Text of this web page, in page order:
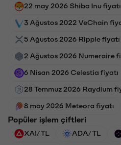
22 may 2026 Shiba Inu fiyatı
3 Ağustos 2022 VeChain
5 Ağustos 2026 Ripple fiyatı
2 Ağustos 2026 Numeraire
6 Nisan 2026 Celestia fiyatı
28 Temmuz 2026 Raydium
8 may 2026 Meteora fiyatı
Popüler işlem çiftleri
XAI/TL ADA/TL